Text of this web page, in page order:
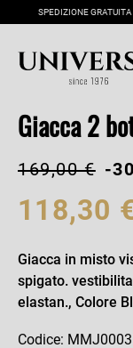
SPEDIZIONE
Giacca 2
169,00 € -
118,30
Giacca in misto
spigato.
elastan., Colore
Codice: